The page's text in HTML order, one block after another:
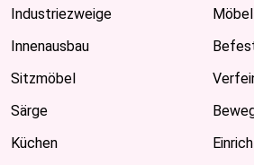
Industriezweige
Innenausbau
Sitzmöbel
Särge
Küchen